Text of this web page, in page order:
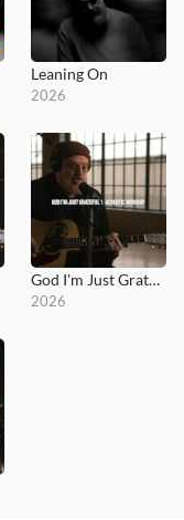
Leaning On
2026
God I'm Just Grateful (Acoustic)
2026